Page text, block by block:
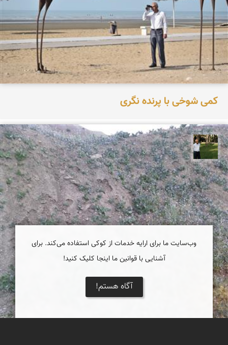
کمی شوخی با پرنده نگری
عبدل شعبانی
وب‌سایت ما برای ارایه خدمات از کوکی استفاده می‌کند. برای
آشنایی با قوانین ما اینجا کلیک کنید!
آگاه هستم!